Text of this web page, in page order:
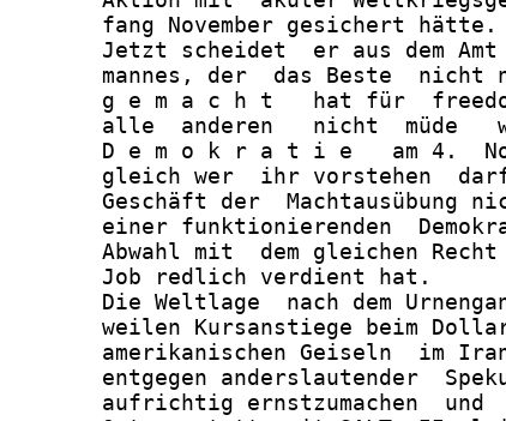
       fang November gesichert hätte.
Jetzt scheidet  er aus dem
mannes, der  das Beste  nicht
g e m a c h t   hat für
alle  anderen   nicht  müde
D e m o k r a t i e   am 4.
gleich wer  ihr vorstehen
Geschäft der  Machtausübung
einer funktionierenden
Abwahl mit  dem gleichen
       Job redlich verdient hat.
Die Weltlage  nach dem
weilen Kursanstiege beim
amerikanischen Geiseln  im
entgegen anderslautender
aufrichtig ernstzumachen  und